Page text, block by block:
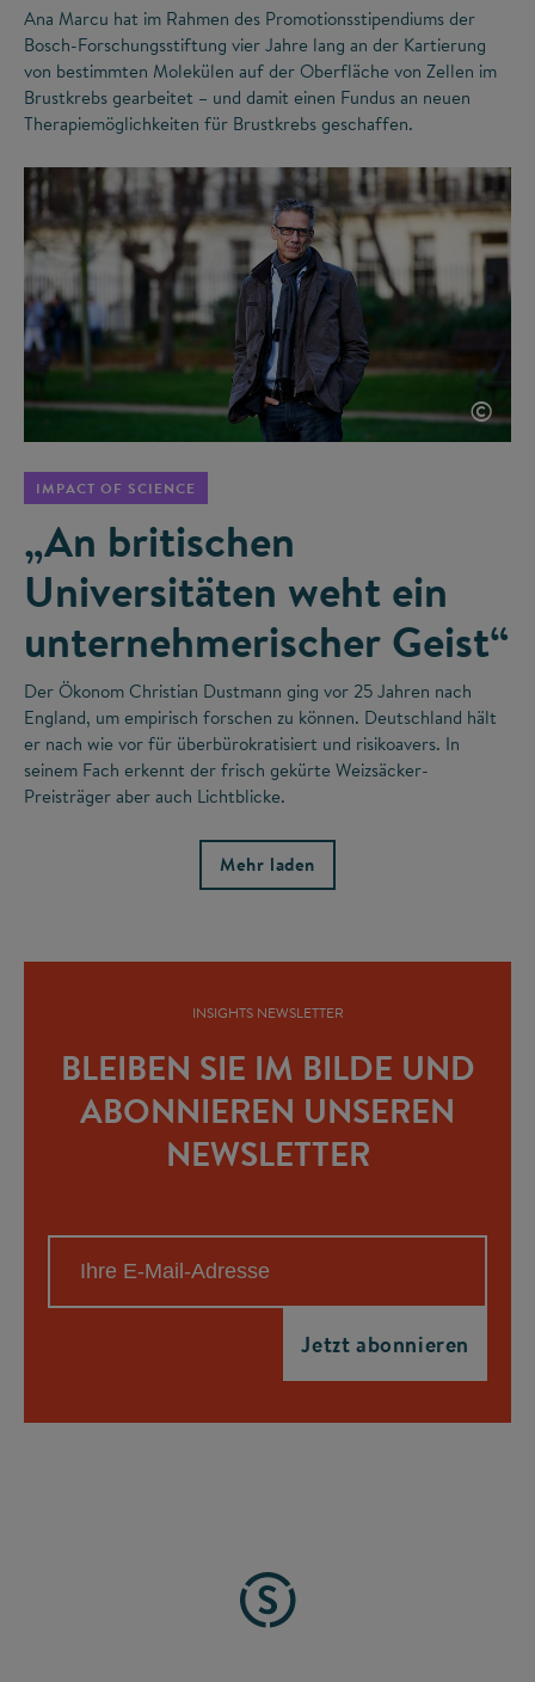
Ana Marcu hat im Rahmen des Promotionsstipendiums der
Bosch-Forschungsstiftung vier Jahre lang an der Kartierung
von bestimmten Molekülen auf der Oberfläche von Zellen im
Brustkrebs gearbeitet – und damit einen Fundus an neuen
Therapiemöglichkeiten für Brustkrebs geschaffen.
©
IMPACT OF SCIENCE
„An britischen
Universitäten weht ein
unternehmerischer Geist“
Der Ökonom Christian Dustmann ging vor 25 Jahren nach
England, um empirisch forschen zu können. Deutschland hält
er nach wie vor für überbürokratisiert und risikoavers. In
seinem Fach erkennt der frisch gekürte Weizsäcker-
Preisträger aber auch Lichtblicke.
Mehr laden
INSIGHTS NEWSLETTER
BLEIBEN SIE IM BILDE UND
ABONNIEREN UNSEREN
NEWSLETTER